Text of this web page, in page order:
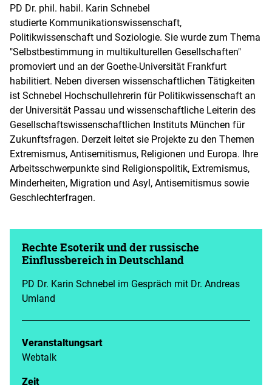
PD Dr. phil. habil. Karin Schnebel
studierte Kommunikationswissenschaft,
Politikwissenschaft und Soziologie. Sie wurde zum Thema
"Selbstbestimmung in multikulturellen Gesellschaften"
promoviert und an der Goethe-Universität Frankfurt
habilitiert. Neben diversen wissenschaftlichen Tätigkeiten
ist Schnebel Hochschullehrerin für Politikwissenschaft an
der Universität Passau und wissenschaftliche Leiterin des
Gesellschaftswissenschaftlichen Instituts München für
Zukunftsfragen. Derzeit leitet sie Projekte zu den Themen
Extremismus, Antisemitismus, Religionen und Europa. Ihre
Arbeitsschwerpunkte sind Religionspolitik, Extremismus,
Minderheiten, Migration und Asyl, Antisemitismus sowie
Geschlechterfragen.
Rechte Esoterik und der russische
Einflussbereich in Deutschland
PD Dr. Karin Schnebel im Gespräch mit Dr. Andreas
Umland
Veranstaltungsart
Webtalk
Zeit